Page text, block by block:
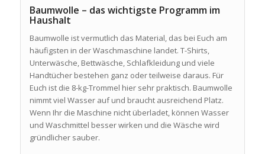
Baumwolle – das wichtigste Programm im
Haushalt
Baumwolle ist vermutlich das Material, das bei Euch am
häufigsten in der Waschmaschine landet. T-Shirts,
Unterwäsche, Bettwäsche, Schlafkleidung und viele
Handtücher bestehen ganz oder teilweise daraus. Für
Euch ist die 8-kg-Trommel hier sehr praktisch. Baumwolle
nimmt viel Wasser auf und braucht ausreichend Platz.
Wenn Ihr die Maschine nicht überladet, können Wasser
und Waschmittel besser wirken und die Wäsche wird
gründlicher sauber.